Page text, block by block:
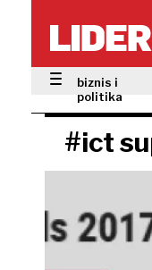
biznis i
politika
#ict